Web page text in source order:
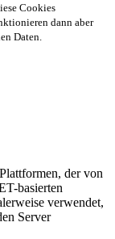
Cookies
dann aber
Daten.
der von
basierten
verwendet,
Server